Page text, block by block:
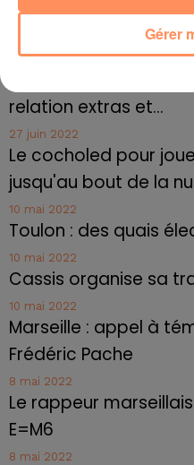
4 juillet 2022
Radio Star Live avec
27 juin 2022
relation extras et...
27 juin 2022
Le cocholed pour
jusqu'au bout de la
10 mai 2022
Toulon : des quais
10 mai 2022
Cassis organise sa
10 mai 2022
Marseille : appel à
Frédéric Pache
8 mai 2022
Le rappeur
E=M6
8 mai 2022
Gérer